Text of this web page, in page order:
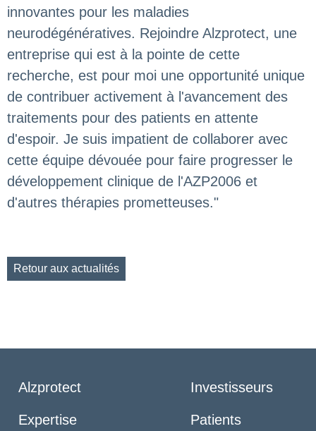
innovantes pour les maladies
neurodégénératives. Rejoindre Alzprotect, une
entreprise qui est à la pointe de cette
recherche, est pour moi une opportunité unique
de contribuer activement à l'avancement des
traitements pour des patients en attente
d'espoir. Je suis impatient de collaborer avec
cette équipe dévouée pour faire progresser le
développement clinique de l'AZP2006 et
d'autres thérapies prometteuses."
Retour aux actualités
Alzprotect
Expertise
Investisseurs
Patients